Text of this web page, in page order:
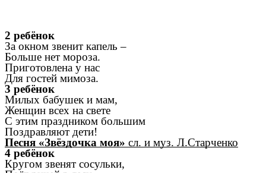
2 ребёнок
За окном звенит капель –
Больше нет мороза.
Приготовлена у нас
Для гостей мимоза.
3 ребёнок
Милых бабушек и мам,
Женщин всех на свете
С этим праздником большим
Поздравляют дети!
Песня «Звёздочка моя» сл. и муз. Л.Старченко
4 ребёнок
Кругом звенят сосульки,